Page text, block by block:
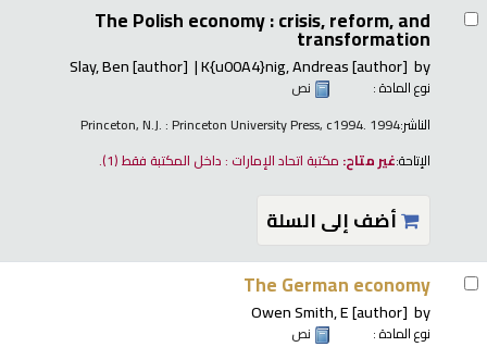
The Polish economy : crisis, reform, and
transformation
by
K{u00A4}nig, Andreas[author]
Slay, Ben[author]
نوع المادة :
نص
الناشر:Princeton, N.J. : Princeton University Press, c1994. 1994
الإتاحة:غير متاح: مكتبة اتحاد الإمارات : داخل المكتبة فقط(1).
أضف إلى السلة
The German economy
by
Owen Smith, E[author]
نوع المادة :
نص